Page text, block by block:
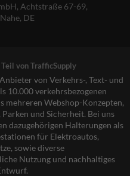
Achtstraße 67-69,
DE
von TrafficSupply
von Verkehrs-, Text- und
10.000 verkehrsbezogenen
mehreren Webshop-Konzepten,
und Sicherheit. Bei uns
dazugehörigen Halterungen als
für Elektroautos,
sowie diverse
Nutzung und nachhaltiges